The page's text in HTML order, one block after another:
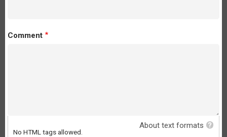
Comment
About text formats
No HTML tags allowed.